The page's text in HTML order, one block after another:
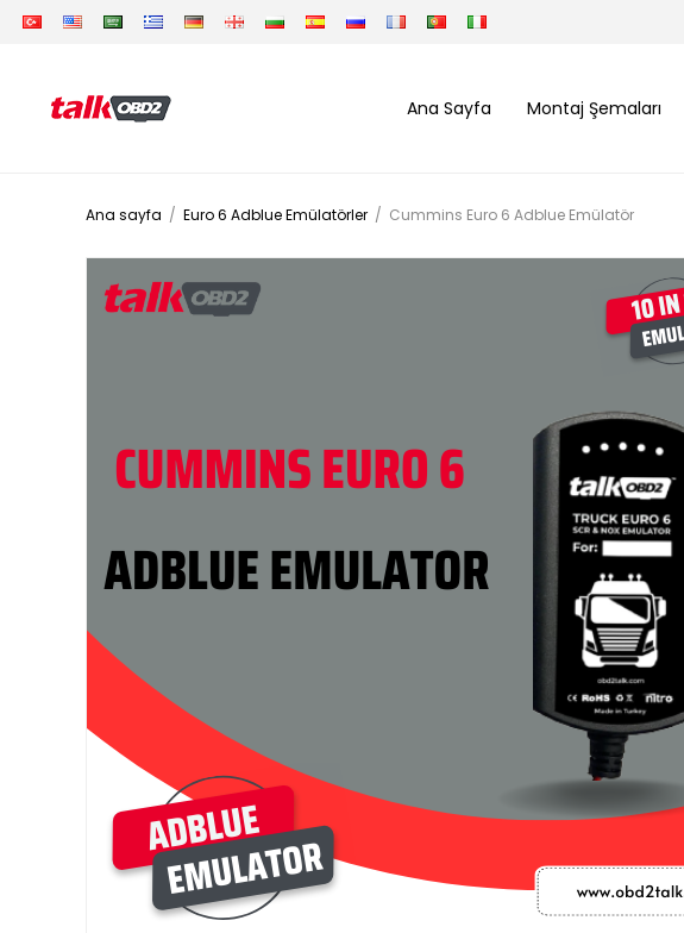
Ana Sayfa Montaj Şemaları
Ana sayfa / Euro 6 Adblue Emülatörler / Cummins Euro 6 Adblue Emülatör